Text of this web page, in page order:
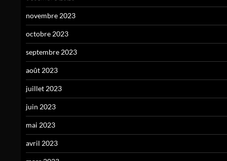
novembre 2023
octobre 2023
septembre 2023
août 2023
juillet 2023
juin 2023
mai 2023
avril 2023